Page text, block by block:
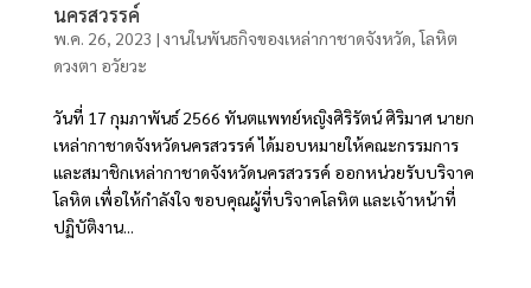
นครสวรรค์
พ.ค. 26, 2023 | งานในพันธกิจของเหล่ากาชาดจังหวัด ,โลหิต
ดวงตา อวัยวะ
วันที่ 17 กุมภาพันธ์ 2566 ทันตแพทย์หญิงศิริรัตน์ ศิริมาศ นายก
เหล่ากาชาดจังหวัดนครสวรรค์ ได้มอบหมายให้คณะกรรมการ
และสมาชิกเหล่ากาชาดจังหวัดนครสวรรค์ ออกหน่วยรับบริจาค
โลหิต เพื่อให้กำลังใจ ขอบคุณผู้ที่บริจาคโลหิต และเจ้าหน้าที่
ปฏิบัติงาน...